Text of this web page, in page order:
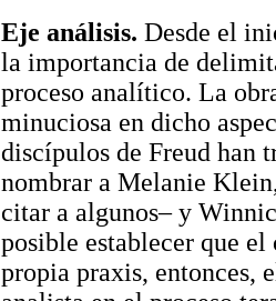
Eje análisis. Desde el
la importancia de
proceso analítico. La
minuciosa en dicho
discípulos de Freud han
nombrar a Melanie
citar a algunos– y
posible establecer que
propia praxis, entonces,